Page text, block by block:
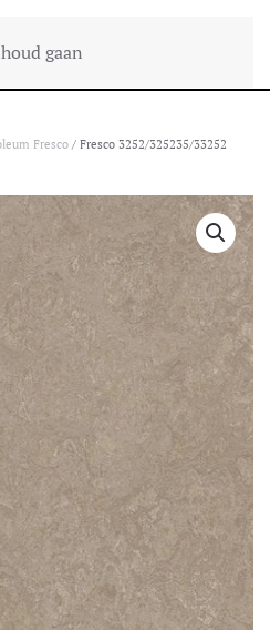
gaan
Fresco / Fresco 3252/325235/33252